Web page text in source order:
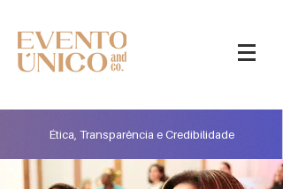
Ética, Transparência e Credibilidade